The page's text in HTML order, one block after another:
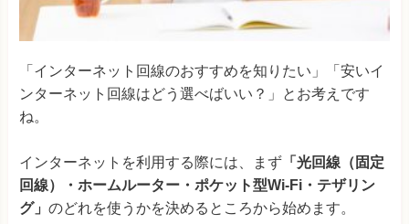
「インターネット回線のおすすめを知りたい」「安いイ
ンターネット回線はどう選べばいい？」とお考えです
ね。
インターネットを利用する際には、まず 「光回線（固定
回線）・ホームルーター・ポケット型Wi-Fi・テザリン
グ」 のどれを使うかを決めるところから始めます。